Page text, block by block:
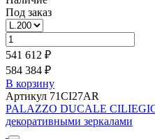
Под заказ
541 612 ₽
584 384 ₽
В корзину
Артикул 71CI27AR
PALAZZO DUCALE
декоративными зеркалами